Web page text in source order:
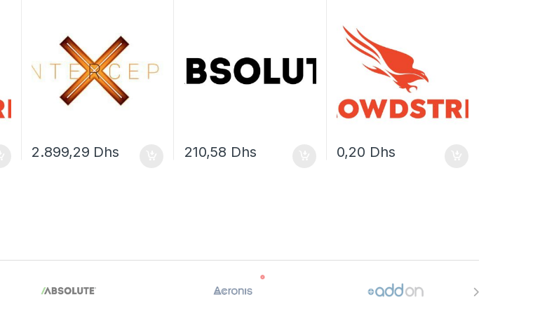
mois) – 1 serveur
2.899,29 Dhs 210,58 Dhs 0,20 Dhs